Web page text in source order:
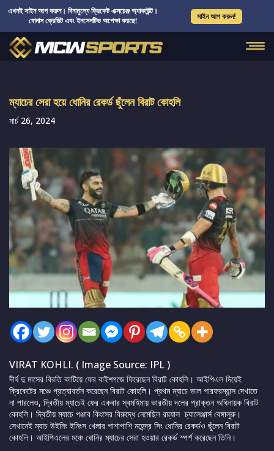
এখনই সাইন আপ করুন। বিনামূল্যে ক্রিকেট এক্সচেঞ্জ অ্যাকাউন্ট।
বোনাস ক্রেডিট এবং ইনসেনটিভ অপেক্ষা করছে!
সাইন আপ করুন!
ম্যাচের সেরা হয়ে ধোনির রেকর্ড ছুঁলেন বিরাট কোহলি
মার্চ 26, 2024
VIRAT KOHLI. ( Image Source: IPL )
দীর্ঘ দু মাসের বিরতি কাটিয়ে ফের বাইশগজে ফিরেছেন বিরাট কোহলি। আইপিএল দিয়েই
ক্রিকেটের মঞ্চে প্রত্যাবর্তন করেছেন বিরাট কোহলি। প্রথম ম্যাচে ভাল পারফরম্যান্স দেখাতে
না পারলেও, দ্বিতীয় ম্যাচেই ফের একবার স্বমহিমায় ভারতীয় দলের প্রাক্তন অধিনায়ক বিরাট
কোহলি। দ্বিতীয় ম্যাচে পঞ্জাব কিংসের বিরুদ্ধে নেমেছিল রয়্যাল চ্যালেঞ্জার্স বেঙ্গালুরু।
সেখানেই ম্যাচ উইনিং ইনিংস খেলার পাশাপাশি মহেন্দ্র সিং ধোনির রেকর্ডও ছুঁলেন বিরাট
কোহলি। আইপিএলের মঞ্চে ধোনির ম্যাচের সেরা হওয়ার রেকর্ড স্পর্শ করেছেন তিনি।